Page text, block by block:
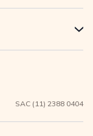
+
SAC (11) 2388 0404